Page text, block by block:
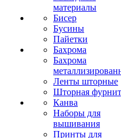
материалы
Бисер
Бусины
Пайетки
Бахрома
Бахрома
Ленты шторные
Шторная
Канва
Наборы для
вышивания
Принты для